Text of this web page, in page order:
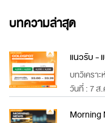
บทความล่าสุด
แนวรับ -
บทวิเครา
วันที่ : 7 ส
Morning